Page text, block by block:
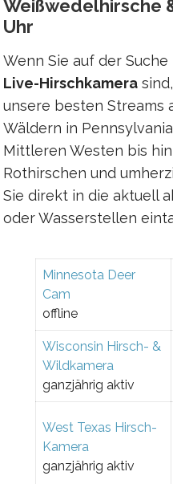
Weißwedelhirsche
Uhr
Wenn Sie auf der
Live-Hirschkamera
unsere besten Streams
Wäldern in
Mittleren Westen bis
Rothirschen und
Sie direkt in die aktuell
oder Wasserstellen
Minnesota Deer
Cam
offline
Wisconsin Hirsch- &
Wildkamera
ganzjährig aktiv
West Texas Hirsch-
Kamera
ganzjährig aktiv